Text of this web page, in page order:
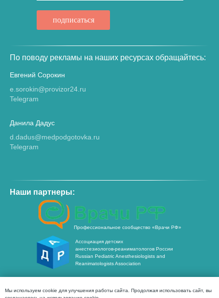
подписаться
По поводу рекламы на наших ресурсах обращайтесь:
Евгений Сорокин
e.sorokin@provizor24.ru
Telegram
Данила Дадус
d.dadus@medpodgotovka.ru
Telegram
Наши партнеры:
Профессиональное сообщество «Врачи РФ»
Ассоциация детских
анестезиологов-реаниматологов России
Russian Pediatric Anesthesiologists and
Reanimatologists Association
Отправляя заявки с этого сайта вы вы принимаете
условияПоложения и даёте Согласие
Мы используем cookie для улучшения работы сайта. Продолжая использовать сайт, вы